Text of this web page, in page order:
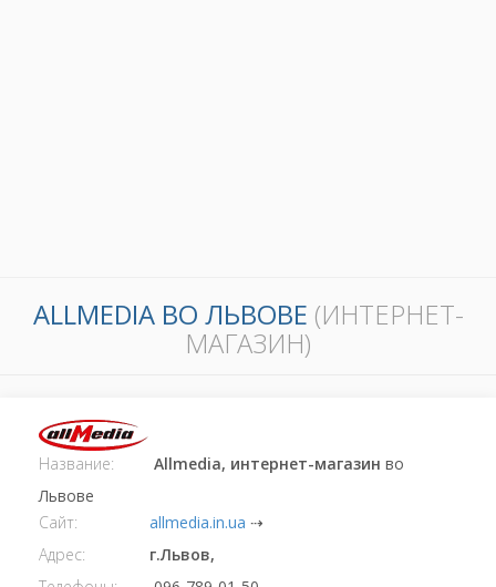
ALLMEDIA ВО ЛЬВОВЕ (ИНТЕРНЕТ-
МАГАЗИН)
Название: Allmedia, интернет-магазин во
Львове
Сайт:
allmedia.in.ua ⇢
Адрес:
г.Львов,